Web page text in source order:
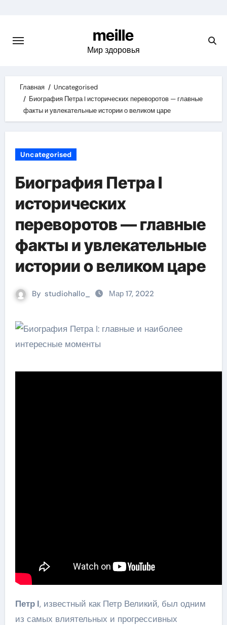
content
meille
Мир здоровья
Главная
Uncategorised
Биография Петра I исторических переворотов — главные
факты и увлекательные истории о великом царе
Uncategorised
Биография Петра I
исторических
переворотов — главные
факты и увлекательные
истории о великом царе
By studiohallo_ Мар 17, 2022
Петр I, известный как Петр Великий, был одним
из самых влиятельных и прогрессивных